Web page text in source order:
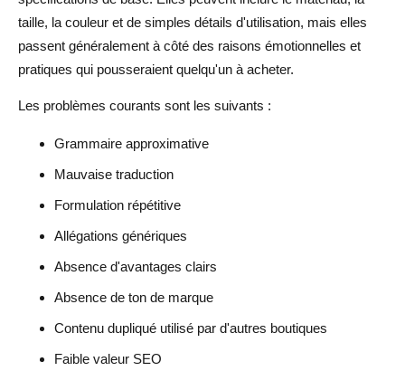
taille, la couleur et de simples détails d'utilisation, mais elles
passent généralement à côté des raisons émotionnelles et
pratiques qui pousseraient quelqu'un à acheter.
Les problèmes courants sont les suivants :
Grammaire approximative
Mauvaise traduction
Formulation répétitive
Allégations génériques
Absence d'avantages clairs
Absence de ton de marque
Contenu dupliqué utilisé par d'autres boutiques
Faible valeur SEO